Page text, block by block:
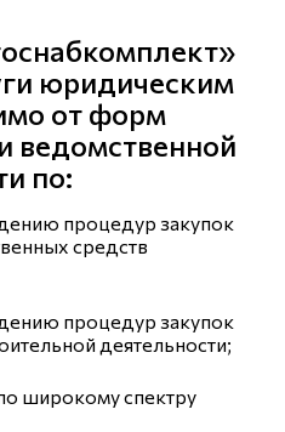
юридическим
от форм
ведомственной
по:
процедур закупок
средств
процедур закупок
деятельности;
широкому спектру